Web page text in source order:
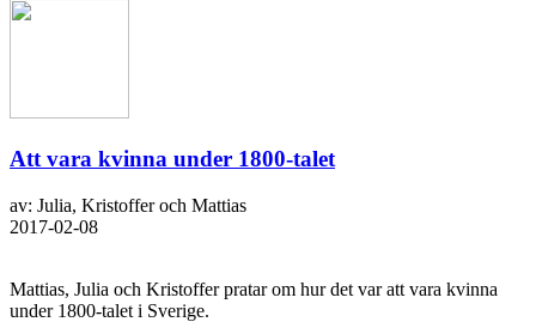
Att vara kvinna under 1800-talet
av: Julia, Kristoffer och Mattias
2017-02-08
Mattias, Julia och Kristoffer pratar om hur det var att vara kvinna
under 1800-talet i Sverige.